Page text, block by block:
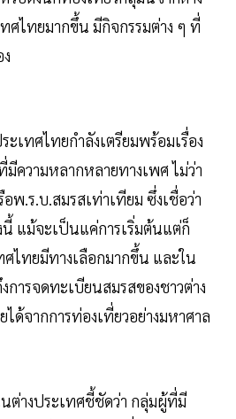
ศไทยมากขึ้น มีกิจกรรมต่าง ๆ ที่
เทศไทยกำลังเตรียมพร้อมเรื่อง
ความหลากหลายทางเพศ ไม่ว่า
พ.ร.บ.สมรสเท่าเทียม ซึ่งเชื่อว่า
นี้ แม้จะเป็นแค่การเริ่มต้นแต่ก็
ไทยมีทางเลือกมากขึ้น และใน
ารจดทะเบียนสมรสของชาวต่าง
ได้จากการท่องเที่ยวอย่างมหาศาล
ต่างประเทศชี้ชัดว่า กลุ่มผู้ที่มี